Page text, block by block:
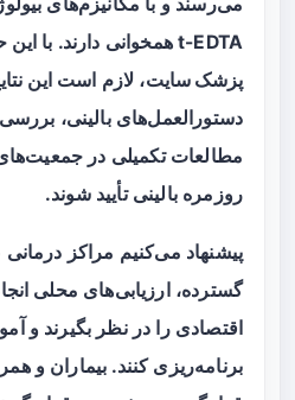
t-EDTA همخوانی دارند. با این حال، از دید تحریریه
پزشک سایت، لازم است این
دستورالعمل‌های بالینی،
مطالعات تکمیلی در
روزمره بالینی تأیید شوند.
پیشنهاد می‌کنیم مراکز
گسترده، ارزیابی‌های محلی
اقتصادی را در نظر بگیرند و
برنامه‌ریزی کنند. بیماران و